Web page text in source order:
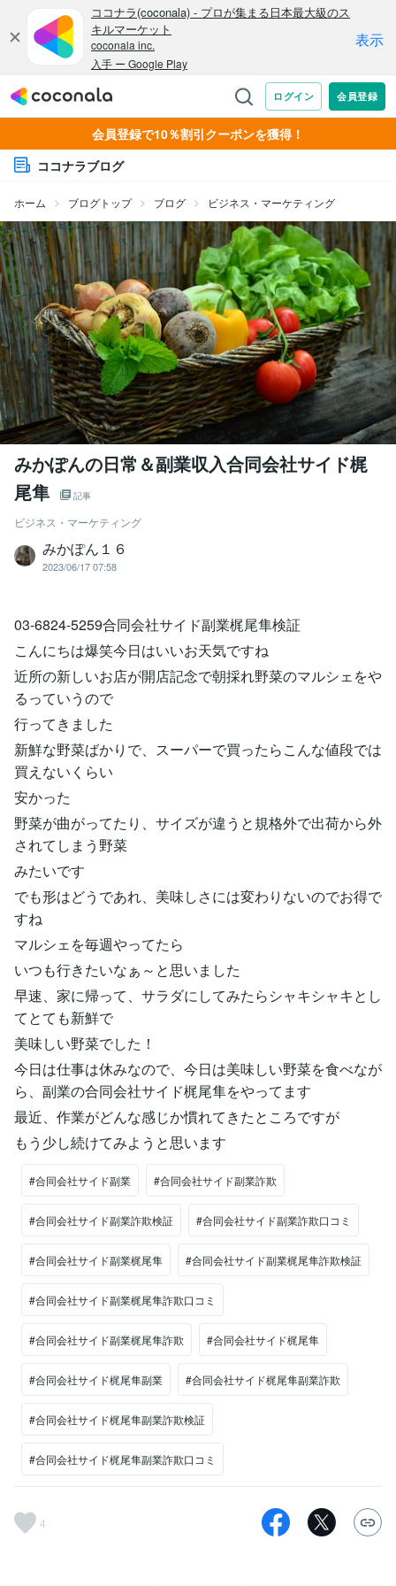
会員登録で10％割引クーポンを獲得！
ココナラブログ
ホーム ブログトップ ブログ ビジネス・マーケティング
みかぽんの日常＆副業収入合同会社サイド梶
尾隼
記事
ビジネス・マーケティング
みかぽん１６
2023/06/17 07:58
03-6824-5259合同会社サイド副業梶尾隼検証
こんにちは爆笑今日はいいお天気ですね
近所の新しいお店が開店記念で朝採れ野菜のマルシェをや
るっていうので
行ってきました
新鮮な野菜ばかりで、スーパーで買ったらこんな値段では
買えないくらい
安かった
野菜が曲がってたり、サイズが違うと規格外で出荷から外
されてしまう野菜
みたいです
でも形はどうであれ、美味しさには変わりないのでお得で
すね
マルシェを毎週やってたら
いつも行きたいなぁ～と思いました
早速、家に帰って、サラダにしてみたらシャキシャキとし
てとても新鮮で
美味しい野菜でした！
今日は仕事は休みなので、今日は美味しい野菜を食べなが
ら、副業の合同会社サイド梶尾隼をやってます
最近、作業がどんな感じか慣れてきたところですが
もう少し続けてみようと思います
#合同会社サイド副業 #合同会社サイド副業詐欺
#合同会社サイド副業詐欺検証 #合同会社サイド副業詐欺口コミ
#合同会社サイド副業梶尾隼 #合同会社サイド副業梶尾隼詐欺検証
#合同会社サイド副業梶尾隼詐欺口コミ
#合同会社サイド副業梶尾隼詐欺 #合同会社サイド梶尾隼
#合同会社サイド梶尾隼副業 #合同会社サイド梶尾隼副業詐欺
#合同会社サイド梶尾隼副業詐欺検証
#合同会社サイド梶尾隼副業詐欺口コミ
4